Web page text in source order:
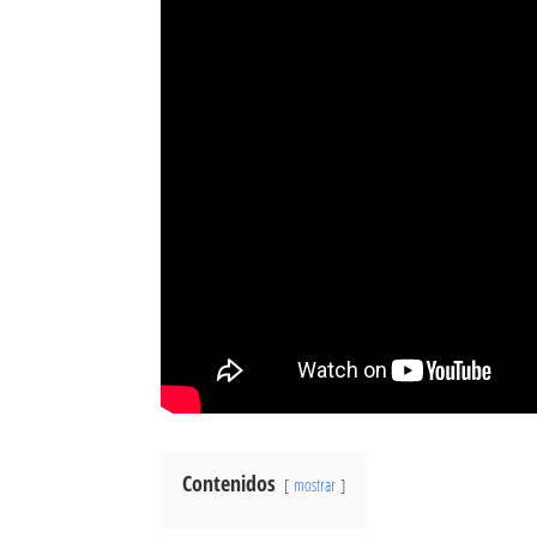
Contenidos mostrar